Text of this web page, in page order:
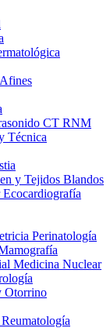
CT RNM
Técnica
y Tejidos Blandos
Perinatología
Medicina Nuclear
Otorrino